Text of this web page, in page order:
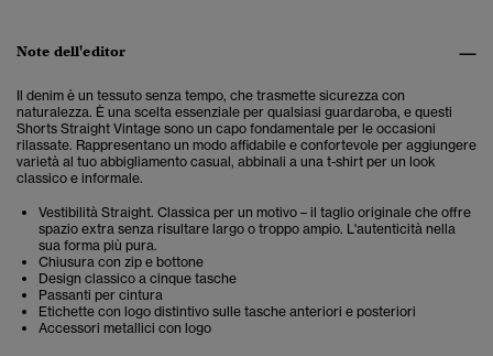
Note dell'editor
Il denim è un tessuto senza tempo, che trasmette sicurezza con
naturalezza. È una scelta essenziale per qualsiasi guardaroba, e questi
Shorts Straight Vintage sono un capo fondamentale per le occasioni
rilassate. Rappresentano un modo affidabile e confortevole per aggiungere
varietà al tuo abbigliamento casual, abbinali a una t-shirt per un look
classico e informale.
Vestibilità Straight. Classica per un motivo – il taglio originale che offre
spazio extra senza risultare largo o troppo ampio. L'autenticità nella
sua forma più pura.
Chiusura con zip e bottone
Design classico a cinque tasche
Passanti per cintura
Etichette con logo distintivo sulle tasche anteriori e posteriori
Accessori metallici con logo